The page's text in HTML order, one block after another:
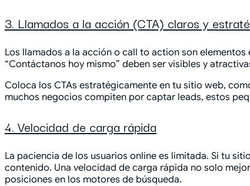
3. Llamados a la acción (CTA) claros y
Los llamados a la acción o call to action son
“Contáctanos hoy mismo” deben ser visibles y
Coloca los CTAs estratégicamente en tu sitio web,
muchos negocios compiten por captar leads, estos
4. Velocidad de carga rápida
La paciencia de los usuarios online es limitada. Si tu
contenido. Una velocidad de carga rápida no solo
posiciones en los motores de búsqueda.